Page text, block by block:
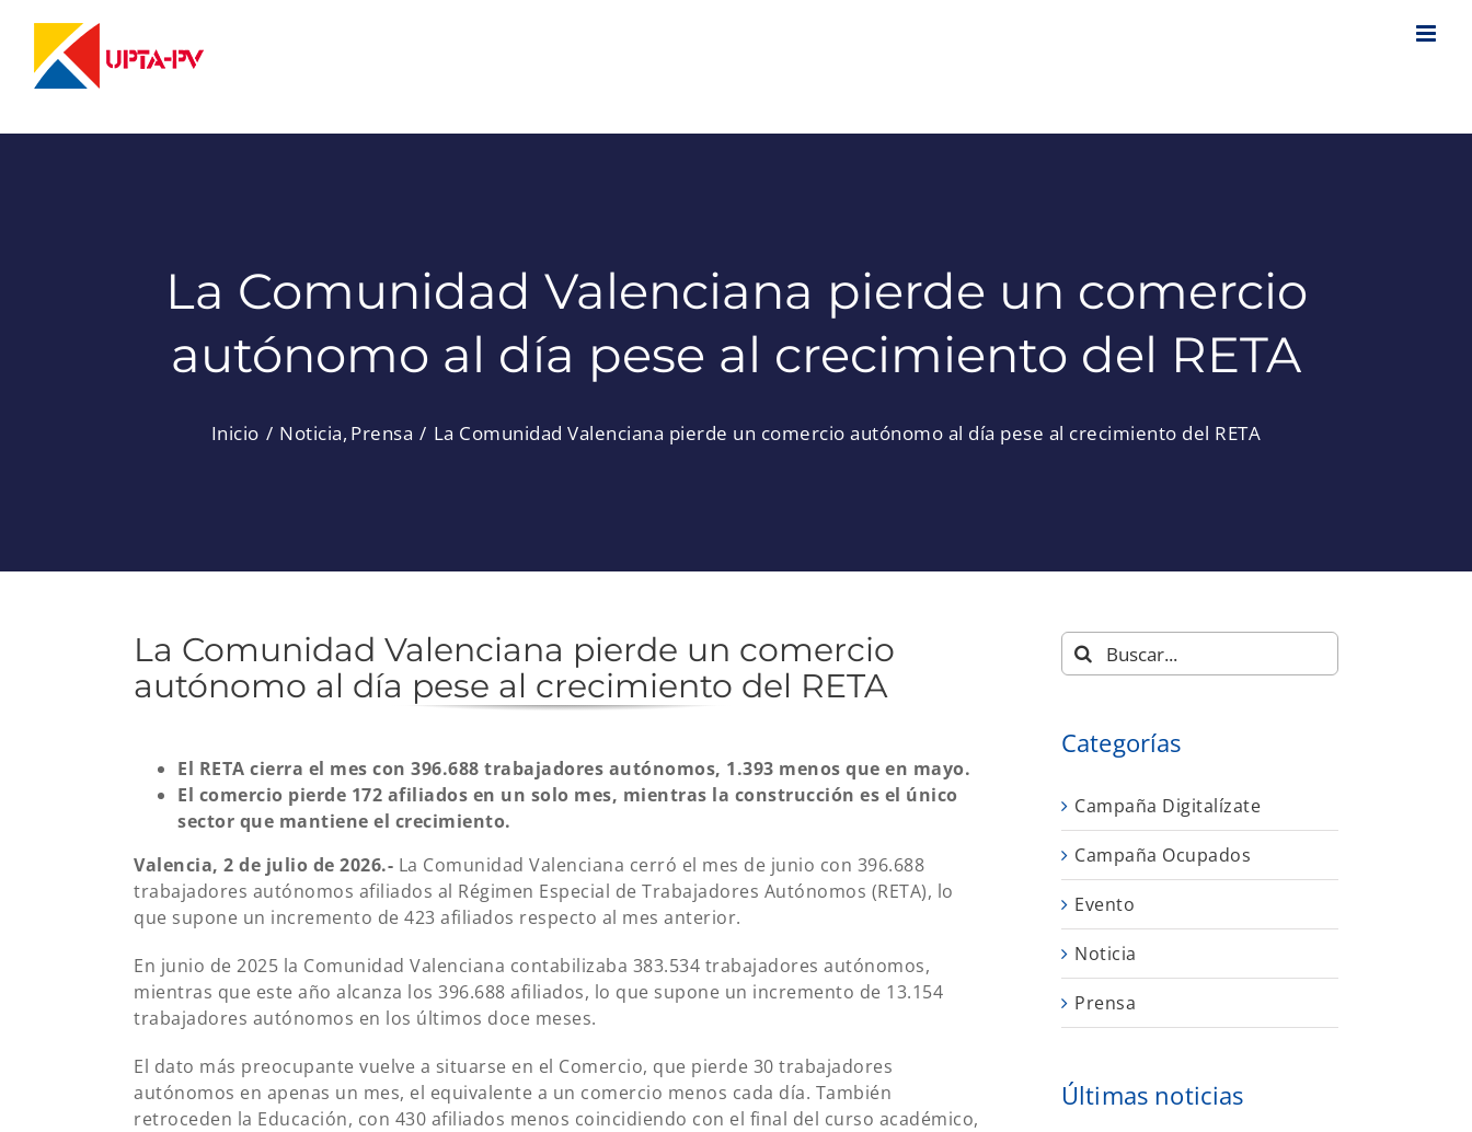
contenido
La Comunidad Valenciana pierde un comercio
autónomo al día pese al crecimiento del RETA
Inicio Noticia Prensa La Comunidad Valenciana pierde un comercio autónomo al día pese al crecimiento del RETA
La Comunidad Valenciana pierde un comercio
autónomo al día pese al crecimiento del RETA
El RETA cierra el mes con 396.688 trabajadores autónomos, 1.393 menos que en mayo.
El comercio pierde 172 afiliados en un solo mes, mientras la construcción es el único
sector que mantiene el crecimiento.
Valencia, 2 de julio de 2026.- La Comunidad Valenciana cerró el mes de junio con 396.688
trabajadores autónomos afiliados al Régimen Especial de Trabajadores Autónomos (RETA), lo
que supone un incremento de 423 afiliados respecto al mes anterior.
En junio de 2025 la Comunidad Valenciana contabilizaba 383.534 trabajadores autónomos,
mientras que este año alcanza los 396.688 afiliados, lo que supone un incremento de 13.154
trabajadores autónomos en los últimos doce meses.
El dato más preocupante vuelve a situarse en el Comercio, que pierde 30 trabajadores
autónomos en apenas un mes, el equivalente a un comercio menos cada día. También
retroceden la Educación, con 430 afiliados menos coincidiendo con el final del curso académico,
Buscar:
Categorías
Campaña Digitalízate
Campaña Ocupados
Evento
Noticia
Prensa
Últimas noticias